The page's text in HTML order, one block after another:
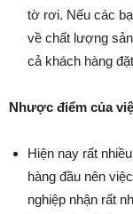
tờ rơi. Nếu các
về chất lượng
cả khách hàng
Nhược điểm của
Hiện nay rất
hàng đầu nên
nghiệp nhận rất